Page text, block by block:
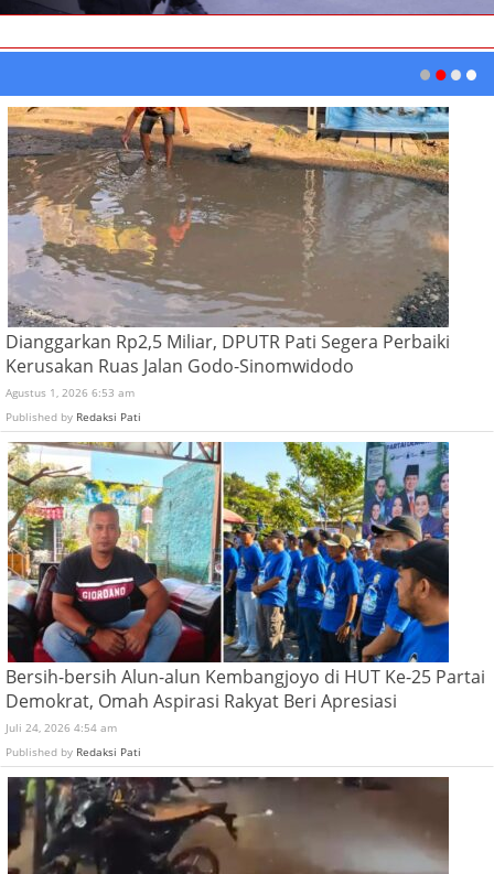
Dianggarkan Rp2,5 Miliar, DPUTR Pati Segera Perbaiki
Kerusakan Ruas Jalan Godo-Sinomwidodo
Agustus 1, 2026 6:53 am
Published by Redaksi Pati
Bersih-bersih Alun-alun Kembangjoyo di HUT Ke-25 Partai
Demokrat, Omah Aspirasi Rakyat Beri Apresiasi
Juli 24, 2026 4:54 am
Published by Redaksi Pati